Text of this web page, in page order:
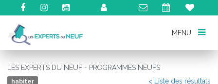
MENU
MENU
LES EXPERTS DU NEUF - PROGRAMMES NEUFS
habiter < Liste des résultats